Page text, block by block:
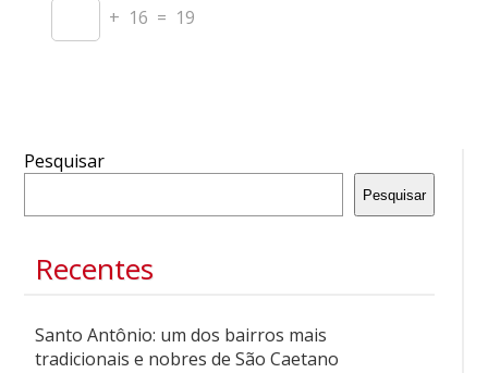
+ 16 = 19
Pesquisar
Pesquisar
Recentes
Santo Antônio: um dos bairros mais
tradicionais e nobres de São Caetano